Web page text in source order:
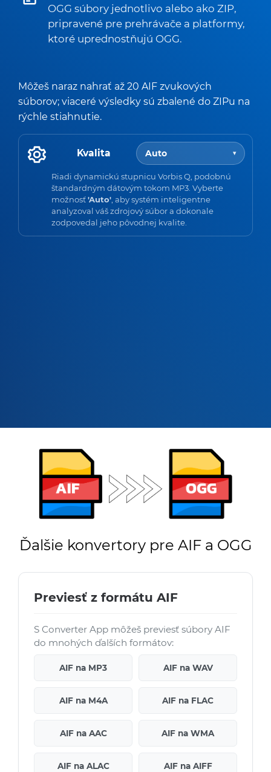
OGG súbory jednotlivo alebo ako ZIP,
pripravené pre prehrávače a platformy,
ktoré uprednostňujú OGG.
Môžeš naraz nahrať až 20 AIF zvukových
súborov; viaceré výsledky sú zbalené do ZIPu na
rýchle stiahnutie.
Kvalita Auto ▾
Riadi dynamickú stupnicu Vorbis Q, podobnú
štandardným dátovým tokom MP3. Vyberte
možnosť'Auto' , aby systém inteligentne
analyzoval váš zdrojový súbor a dokonale
zodpovedal jeho pôvodnej kvalite.
Ďalšie konvertory pre AIF a OGG
Previesť z formátu AIF
S Converter App môžeš previesť súbory AIF
do mnohých ďalších formátov:
AIF na MP3 AIF na WAV
AIF na M4A AIF na FLAC
AIF na AAC AIF na WMA
AIF na ALAC AIF na AIFF